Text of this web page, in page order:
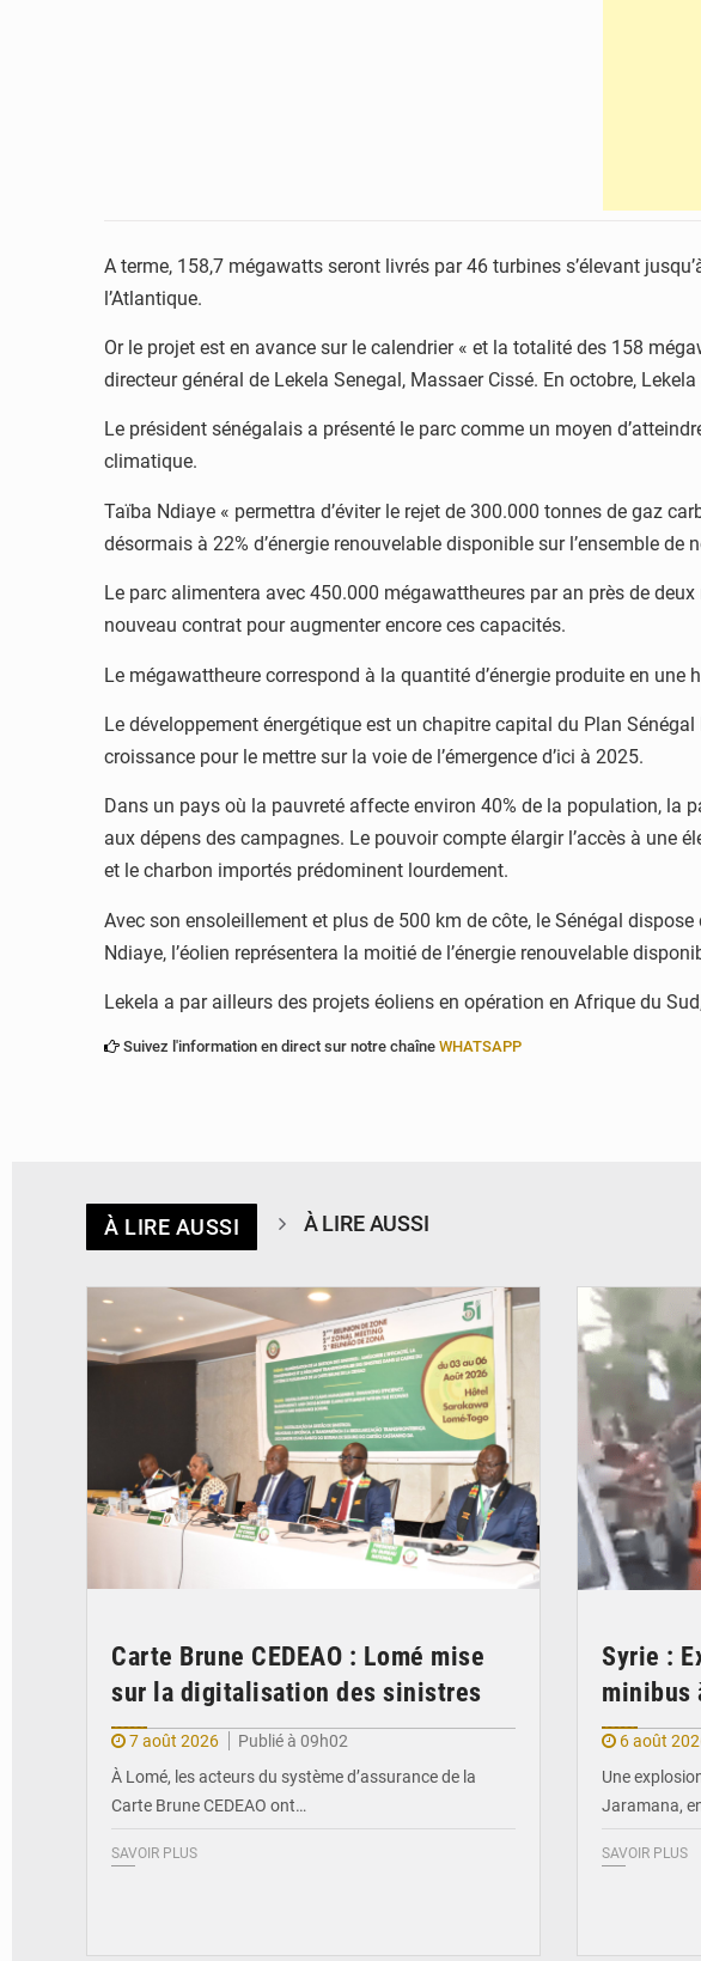
A terme, 158,7 mégawatts seront livrés par 46 turbines s’élevant
l’Atlantique.
Or le projet est en avance sur le calendrier « et la totalité des 158
directeur général de Lekela Senegal, Massaer Cissé. En octobre,
Le président sénégalais a présenté le parc comme un moyen
climatique.
Taïba Ndiaye « permettra d’éviter le rejet de 300.000 tonnes de gaz
désormais à 22% d’énergie renouvelable disponible sur l’ensemble de
Le parc alimentera avec 450.000 mégawattheures par an près de
nouveau contrat pour augmenter encore ces capacités.
Le mégawattheure correspond à la quantité d’énergie produite en une
Le développement énergétique est un chapitre capital du Plan
croissance pour le mettre sur la voie de l’émergence d’ici à 2025.
Dans un pays où la pauvreté affecte environ 40% de la population, la
aux dépens des campagnes. Le pouvoir compte élargir l’accès à une
et le charbon importés prédominent lourdement.
Avec son ensoleillement et plus de 500 km de côte, le Sénégal
Ndiaye, l’éolien représentera la moitié de l’énergie renouvelable
Lekela a par ailleurs des projets éoliens en opération en Afrique du
Suivez l'information en direct sur notre chaîne WHATSAPP
À LIRE AUSSI À LIRE AUSSI
Carte Brune CEDEAO : Lomé mise
sur la digitalisation des sinistres
7 août 2026
Publié à 09h02
À Lomé, les acteurs du système d’assurance de la
Carte Brune CEDEAO ont…
SAVOIR PLUS
Syrie :
minibus
6 août
Une
Jaramana,
SAVOIR PLUS